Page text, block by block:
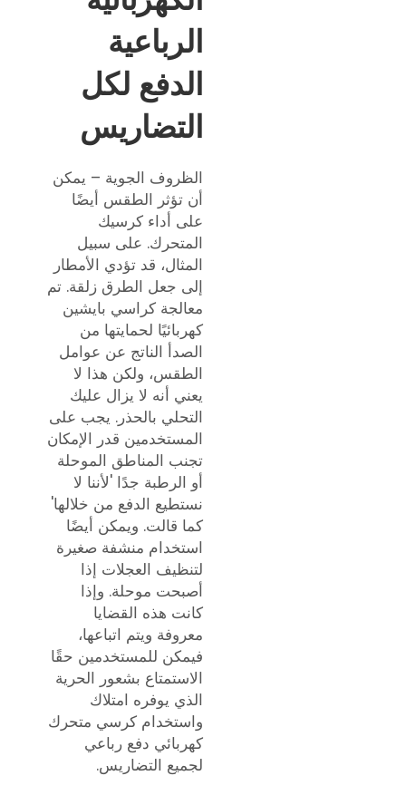
الرباعية
الدفع لكل
التضاريس
الظروف الجوية – يمكن
أن تؤثر الطقس أيضًا
على أداء كرسيك
المتحرك. على سبيل
المثال، قد تؤدي الأمطار
إلى جعل الطرق زلقة. تم
معالجة كراسي بايشين
كهربائيًا لحمايتها من
الصدأ الناتج عن عوامل
الطقس، ولكن هذا لا
يعني أنه لا يزال عليك
التحلي بالحذر. يجب على
المستخدمين قدر الإمكان
تجنب المناطق الموحلة
أو الرطبة جدًا 'لأننا لا
نستطيع الدفع من خلالها'
كما قالت. ويمكن أيضًا
استخدام منشفة صغيرة
لتنظيف العجلات إذا
أصبحت موحلة. وإذا
كانت هذه القضايا
معروفة ويتم اتباعها،
فيمكن للمستخدمين حقًا
الاستمتاع بشعور الحرية
الذي يوفره امتلاك
واستخدام كرسي متحرك
كهربائي دفع رباعي
لجميع التضاريس.